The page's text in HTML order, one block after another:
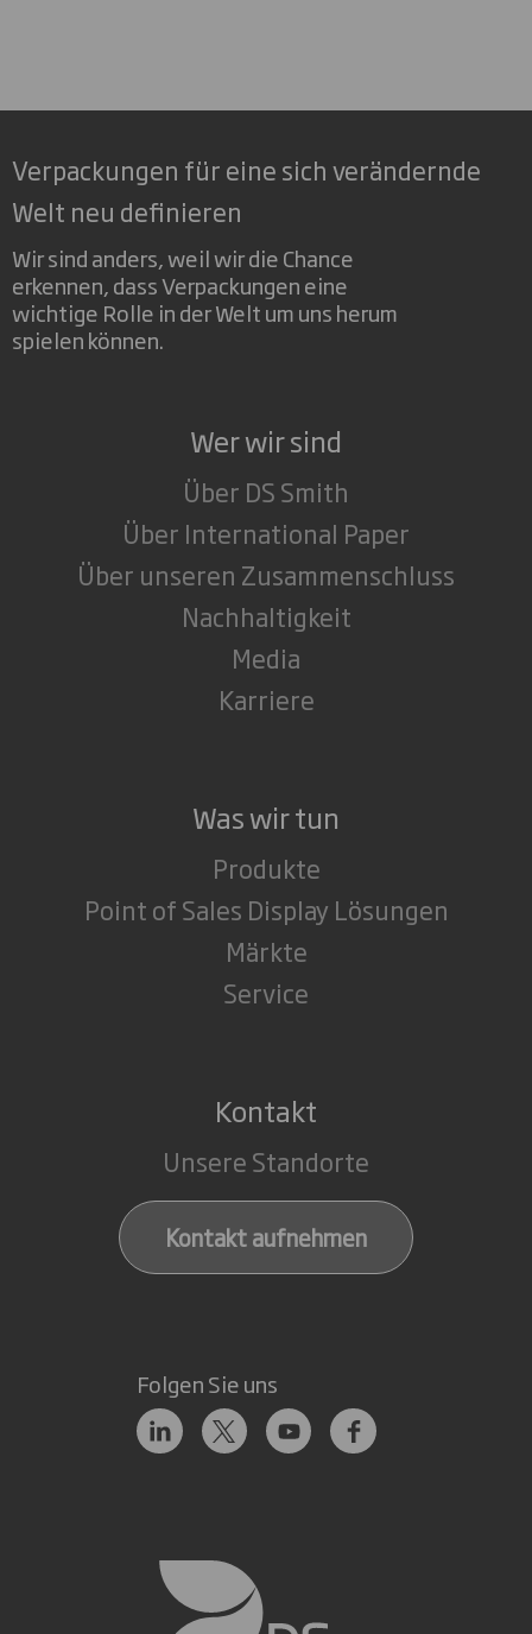
Verpackungen für eine sich verändernde
Welt neu definieren
Wir sind anders, weil wir die Chance
erkennen, dass Verpackungen eine
wichtige Rolle in der Welt um uns herum
spielen können.
Wer wir sind
Über DS Smith
Über International Paper
Über unseren Zusammenschluss
Nachhaltigkeit
Media
Karriere
Was wir tun
Produkte
Point of Sales Display Lösungen
Märkte
Service
Kontakt
Unsere Standorte
Kontakt aufnehmen
Folgen Sie uns